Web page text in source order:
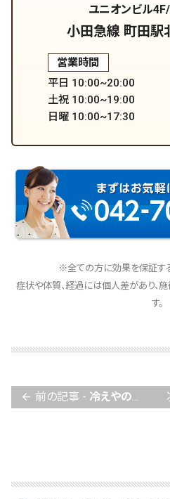
ユニオンビル
小田急線 町田駅
営業時間
平日 10:00~20:00
土祝 10:00~19:00
日曜 10:00~17:30
※全ての方に効果を保証す
症状や体質、経過には個人差があり、
す。
arrow_back 前の記事 - 冷えやのぼせの鍼灸について